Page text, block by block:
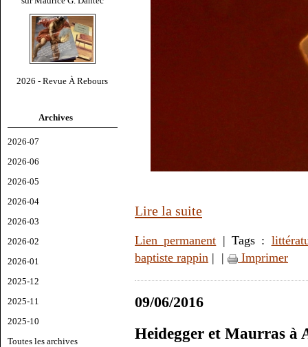
2026 - Revue À Rebours
Archives
2026-07
2026-06
2026-05
2026-04
2026-03
2026-02
2026-01
2025-12
2025-11
2025-10
Toutes les archives
Lire la suite
Lien permanent | Tags :
baptiste rappin | | Imprimer
09/06/2016
Heidegger et Maurras à